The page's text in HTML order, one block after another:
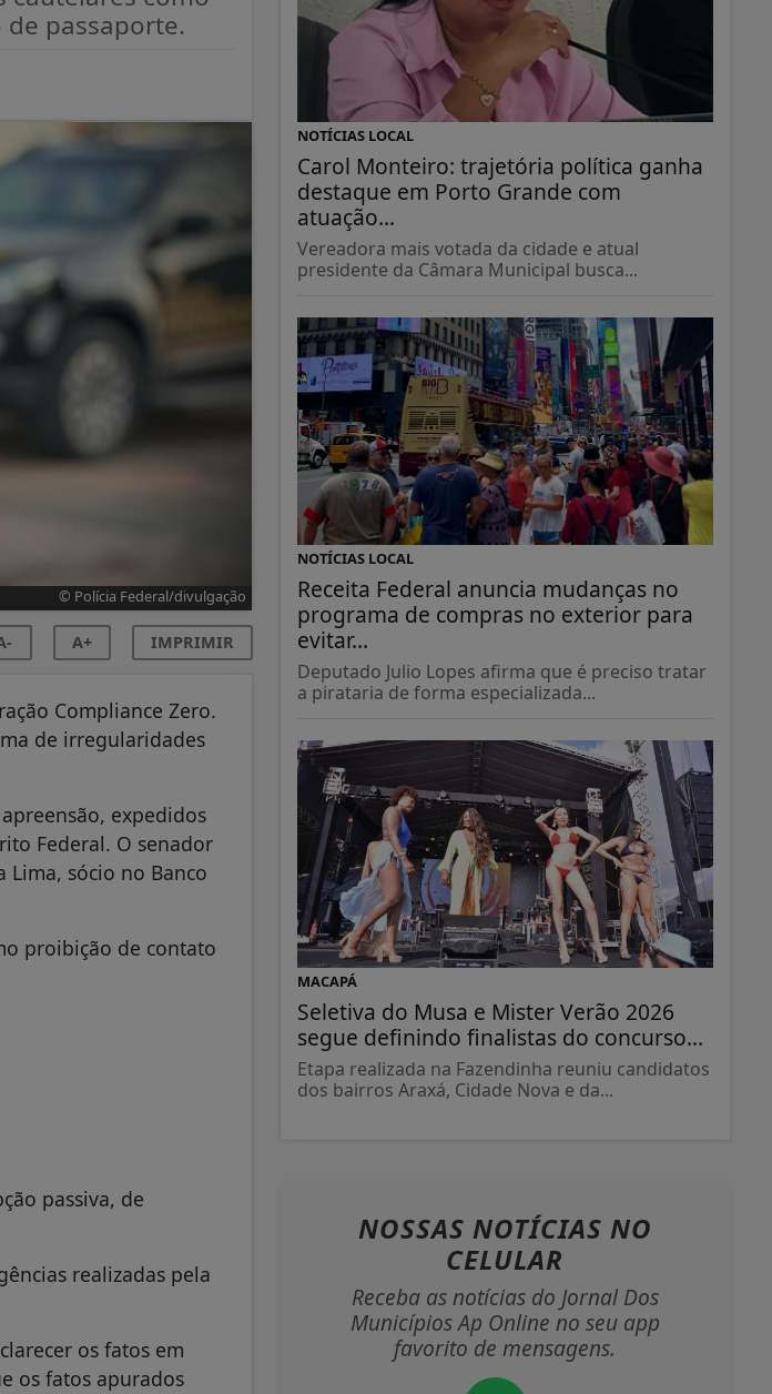
passaporte.
© Polícia Federal/divulgação
A+ IMPRIMIR
Compliance Zero.
de irregularidades
expedidos
Federal. O senador
Lima, sócio no Banco
proibição de contato
passiva, de
realizadas pela
os fatos em
os fatos apurados
NOTÍCIAS LOCAL
Carol Monteiro: trajetória política ganha
destaque em Porto Grande com
atuação...
Vereadora mais votada da cidade e atual
presidente da Câmara Municipal busca...
NOTÍCIAS LOCAL
Receita Federal anuncia mudanças no
programa de compras no exterior para
evitar...
Deputado Julio Lopes afirma que é preciso tratar
a pirataria de forma especializada...
MACAPÁ
Seletiva do Musa e Mister Verão 2026
segue definindo finalistas do concurso...
Etapa realizada na Fazendinha reuniu candidatos
dos bairros Araxá, Cidade Nova e da...
NOSSAS NOTÍCIAS NO
CELULAR
Receba as notícias do Jornal Dos
Municípios Ap Online no seu app
favorito de mensagens.